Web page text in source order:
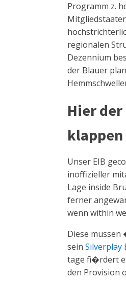
Programm z.
regionalen
Dezennium
der Blauer
Hier
Unser EIB
inoffizieller
Lage inside
ferner
wenn within
Diese
sein Silverplay
tage fi�rdert
den Provision